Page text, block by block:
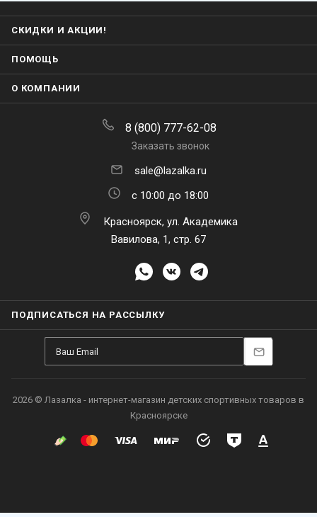
СКИДКИ И АКЦИИ!
ПОМОЩЬ
О КОМПАНИИ
8 (800) 777-62-08
Заказать звонок
sale@lazalka.ru
с 10:00 до 18:00
Красноярск, ул. Академика
Вавилова, 1, стр. 67
ПОДПИСАТЬСЯ НА РАССЫЛКУ
2026 © Лазалка - интернет-магазин детских спортивных товаров в
Красноярске